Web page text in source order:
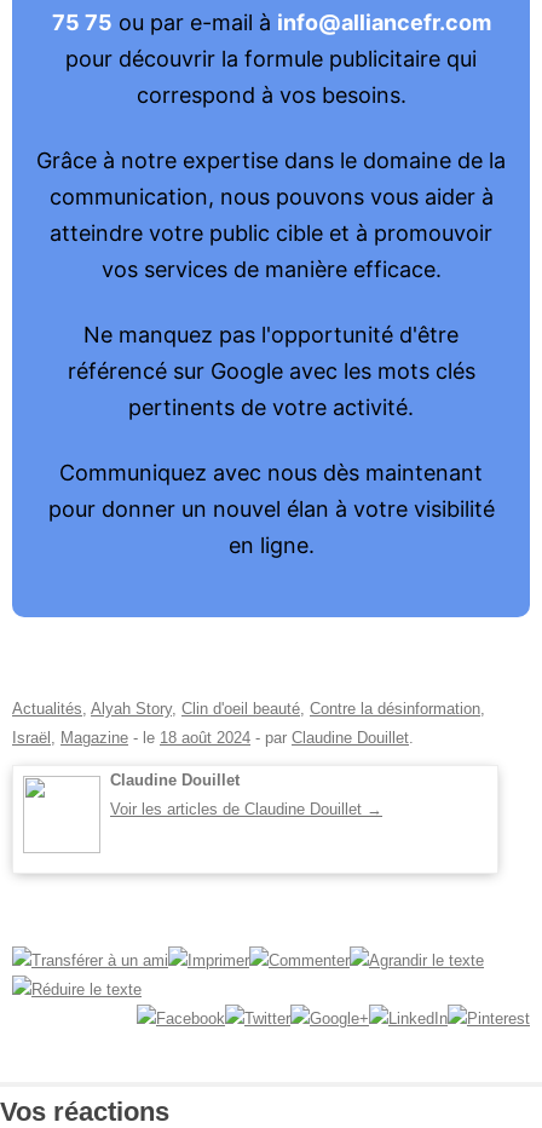
75 75 ou par e-mail à info@alliancefr.com
pour découvrir la formule publicitaire qui
correspond à vos besoins.
Grâce à notre expertise dans le domaine de la
communication, nous pouvons vous aider à
atteindre votre public cible et à promouvoir
vos services de manière efficace.
Ne manquez pas l'opportunité d'être
référencé sur Google avec les mots clés
pertinents de votre activité.
Communiquez avec nous dès maintenant
pour donner un nouvel élan à votre visibilité
en ligne.
Actualités, Alyah Story, Clin d'oeil beauté, Contre la désinformation,
Israël , Magazine - le 18 août 2024 - par Claudine Douillet.
Claudine Douillet
Voir les articles de Claudine Douillet →
Vos réactions